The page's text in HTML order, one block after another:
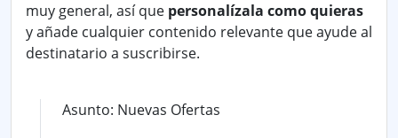
muy general, así que personalízala como quieras
y añade cualquier contenido relevante que ayude al
destinatario a suscribirse.
Asunto: Nuevas Ofertas